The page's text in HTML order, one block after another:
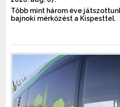
Több mint három éve
bajnoki mérkőzést a Kispesttel.